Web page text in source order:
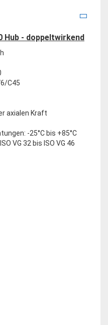
Hub - doppeltwirkend
C45
axialen Kraft
-25°C bis +85°C
VG 32 bis ISO VG 46